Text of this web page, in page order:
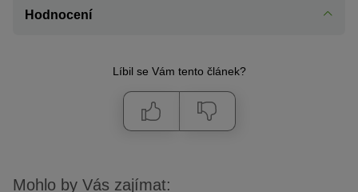
Hodnocení
Líbil se Vám tento článek?
Mohlo by Vás zajímat: